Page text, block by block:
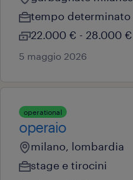
tempo determinato
22.000 € - 28.000
5 maggio 2026
operational
operaio
milano, lombardia
stage e tirocini